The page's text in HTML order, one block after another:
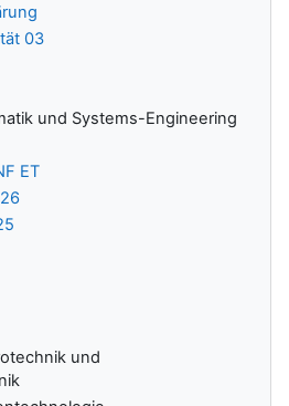
03
und Systems-Engineering
ET
und